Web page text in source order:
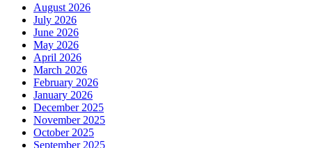
August 2026
July 2026
June 2026
May 2026
April 2026
March 2026
February 2026
January 2026
December 2025
November 2025
October 2025
September 2025